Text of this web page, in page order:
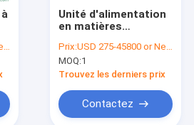
Unité d'alimentation
en matières
équipement efficace
de contrôle des
solides
Prix:USD 275-45800 or Negotiable
MOQ:1
Trouvez les derniers prix
Contactez